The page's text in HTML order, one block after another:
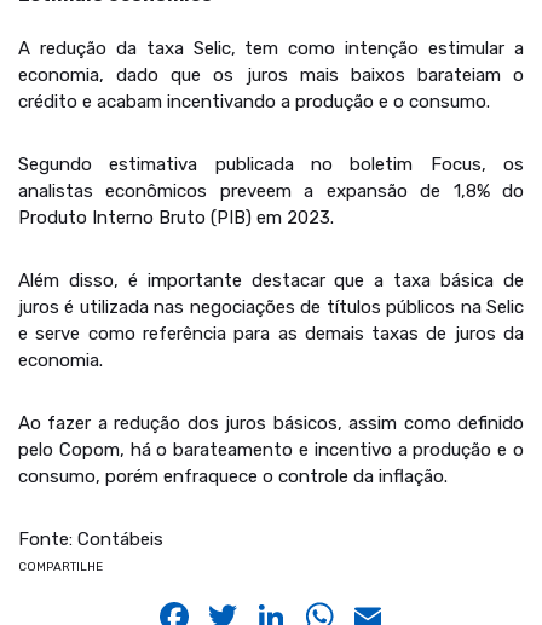
A redução da taxa Selic, tem como intenção estimular a
economia, dado que os juros mais baixos barateiam o
crédito e acabam incentivando a produção e o consumo.
Segundo estimativa publicada no boletim Focus, os
analistas econômicos preveem a expansão de 1,8% do
Produto Interno Bruto (PIB) em 2023.
Além disso, é importante destacar que a taxa básica de
juros é utilizada nas negociações de títulos públicos na Selic
e serve como referência para as demais taxas de juros da
economia.
Ao fazer a redução dos juros básicos, assim como definido
pelo Copom, há o barateamento e incentivo a produção e o
consumo, porém enfraquece o controle da inflação.
Fonte: Contábeis
COMPARTILHE